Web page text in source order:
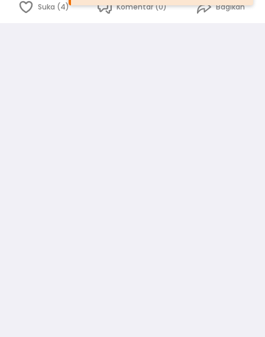
Suka (4) Komentar (0) Bagikan